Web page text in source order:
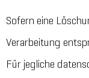
Sofern eine
Verarbeitung
Für jegliche